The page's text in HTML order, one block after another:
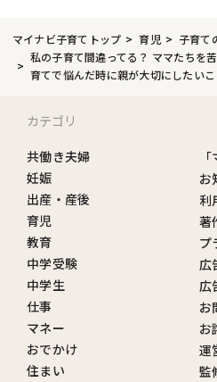
マイナビ子育てトップ 育児
子育て
私の子育て間違ってる？ ママたちを
育てで悩んだ時に親が大切にしたい
カテゴリ
共働き夫婦
妊娠
出産・産後
育児
教育
中学受験
中学生
仕事
マネー
おでかけ
住まい
お
利
著
プ
広
広
お
お
運
監